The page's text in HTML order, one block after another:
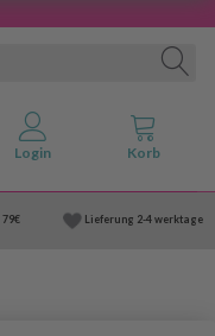
79€ Lieferung 2-4 werktage